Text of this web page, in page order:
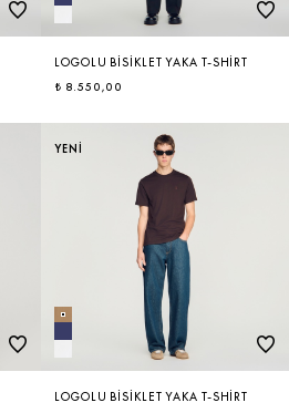
LOGOLU BISIKLET YAKA T-SHIRT
₺ 8.550,00
YENİ
LOGOLU BISIKLET YAKA T-SHIRT